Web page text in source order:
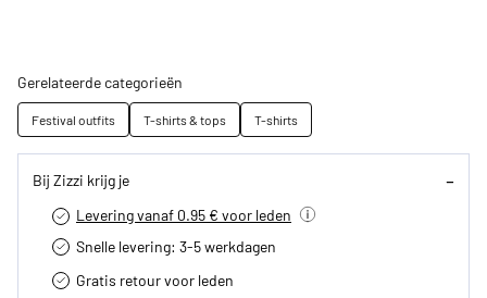
Gerelateerde categorieën
Festival outfits T-shirts & tops T-shirts
Bij Zizzi krijg je
Levering vanaf 0.95 € voor leden
Snelle levering: 3-5 werkdagen
Gratis retour voor leden